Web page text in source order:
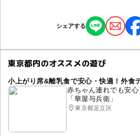
最終応募締切 2025-4-10(木)
注意・制限事項
大人の料金詳細
パソコンやタブレットを使用しま
際はご自宅でのサポートをお願いい
タグ
オンライン オンラインイベント
オンラインワークショップ
プレゼンテーション
シェアする
東京都内のオススメの遊び
小上がり席&離乳食で安心・快適！外食
赤ちゃん連れでも安
「華屋与兵衛」
東京都足立区